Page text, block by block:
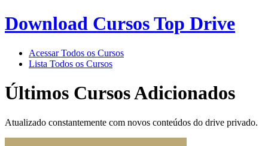
Download Cursos Top Drive
Acessar Todos os Cursos
Lista Todos os Cursos
Últimos Cursos Adicionados
Atualizado constantemente com novos conteúdos do drive privado.